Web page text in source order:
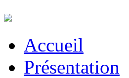
Accueil
Présentation